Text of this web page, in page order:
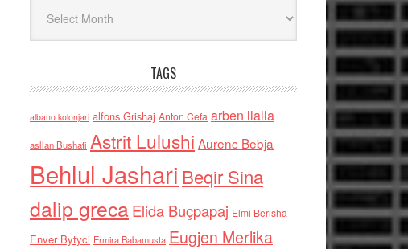
TAGS
albano kolonjari alfons Grishaj Anton Cefa arben llalla
asllan Bushati Astrit Lulushi Aurenc Bebja
Behlul Jashari Beqir Sina
dalip grecaElida Buçpapaj Elmi Berisha
Enver Bytyci Ermira Babamusta Eugjen Merlika